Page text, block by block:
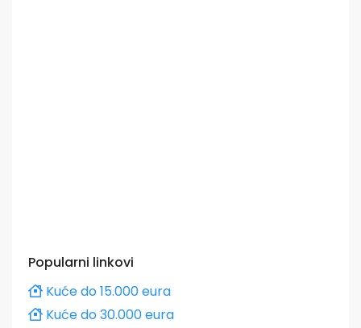
Popularni linkovi
Kuće do 15.000 eura
Kuće do 30.000 eura